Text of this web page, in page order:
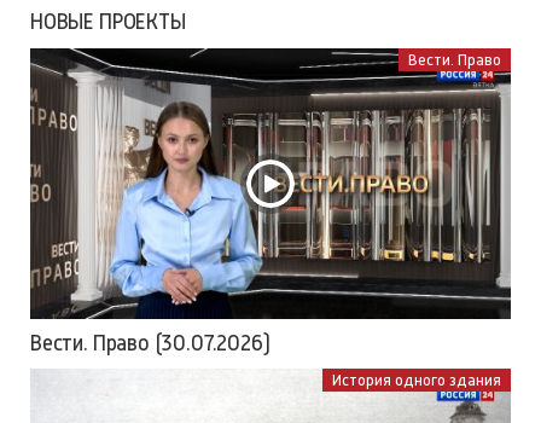
НОВЫЕ ПРОЕКТЫ
Вести. Право
Вести. Право (30.07.2026)
История одного здания